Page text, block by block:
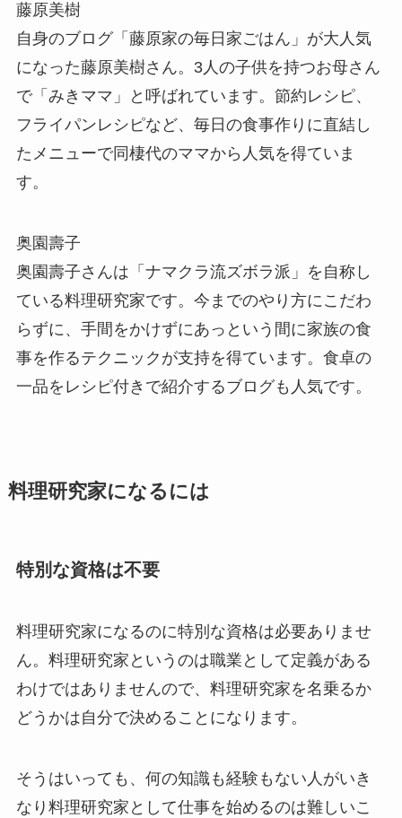
藤原美樹
自身のブログ「藤原家の毎日家ごはん」が大人気
になった藤原美樹さん。3人の子供を持つお母さん
で「みきママ」と呼ばれています。節約レシピ、
フライパンレシピなど、毎日の食事作りに直結し
たメニューで同棲代のママから人気を得ていま
す。
奥園壽子
奥園壽子さんは「ナマクラ流ズボラ派」を自称し
ている料理研究家です。今までのやり方にこだわ
らずに、手間をかけずにあっという間に家族の食
事を作るテクニックが支持を得ています。食卓の
一品をレシピ付きで紹介するブログも人気です。
料理研究家になるには
特別な資格は不要
料理研究家になるのに特別な資格は必要ありませ
ん。料理研究家というのは職業として定義がある
わけではありませんので、料理研究家を名乗るか
どうかは自分で決めることになります。
そうはいっても、何の知識も経験もない人がいき
なり料理研究家として仕事を始めるのは難しいこ